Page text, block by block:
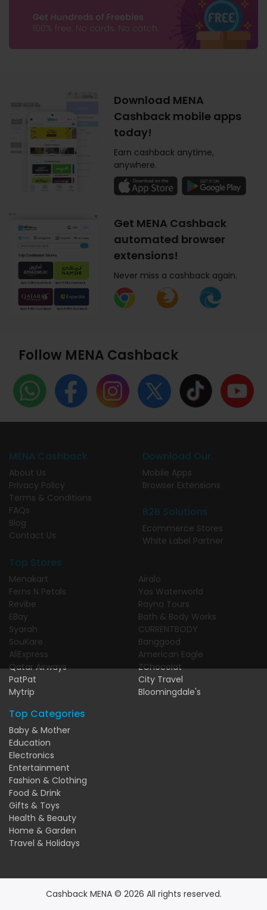
Download MENA
Cashback mobile apps
today!
Earn cashback anytime,
anywhere.
Get MENA Cashback
automated browser
extensions!
Never miss a cashback again.
Follow MENA Cashback
MENA Cashback
About Us
Privacy Policy
Terms & Conditions
FAQs
Blog
Contact Us
Download Our
Mobile Apps
Browser Extensions
B2B Solutions
Ecommerce Stores
White Label Partner
Top Stores
Menakart
Ferns N Petals
Revibe
EBay
Syarah
SouKare
AliExpress
Qatar Airways
PatPat
Mytrip
Airalo
Yas Waterworld
Rayna Tours
Bath & Body Works
CURRENTBODY
Banggood
American Eagle
ZChocolat
City Travel
Bloomingdale's
Top Categories
Baby & Mother
Education
Electronics
Entertainment
Fashion & Clothing
Food & Drink
Gifts & Toys
Health & Beauty
Home & Garden
Travel & Holidays
Cashback MENA © 2026 All rights reserved.